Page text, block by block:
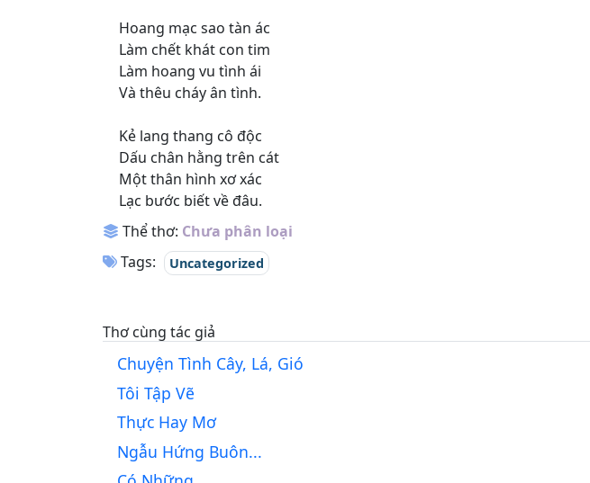
Hoang mạc sao tàn ác
Làm chết khát con tim
Làm hoang vu tình ái
Và thêu cháy ân tình.
Kẻ lang thang cô độc
Dấu chân hằng trên cát
Một thân hình xơ xác
Lạc bước biết về đâu.
Thể thơ: Chưa phân loại
Tags:
Uncategorized
Thơ cùng tác giả
Chuyện Tình Cây, Lá, Gió
Tôi Tập Vẽ
Thực Hay Mơ
Ngẫu Hứng Buôn...